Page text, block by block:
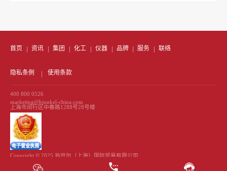
首页 资讯 集团 化工 仪器 品牌 服务 联络
隐私条例 使用条款
400 800 0526
marketing@hjunkel-china.com
上海市闵行区中春路1288号28号楼
Copyright © 2025 翁开尔（上海）国际贸易有限公司
All Rights Reserved 备案号
沪ICP备13039972号-1